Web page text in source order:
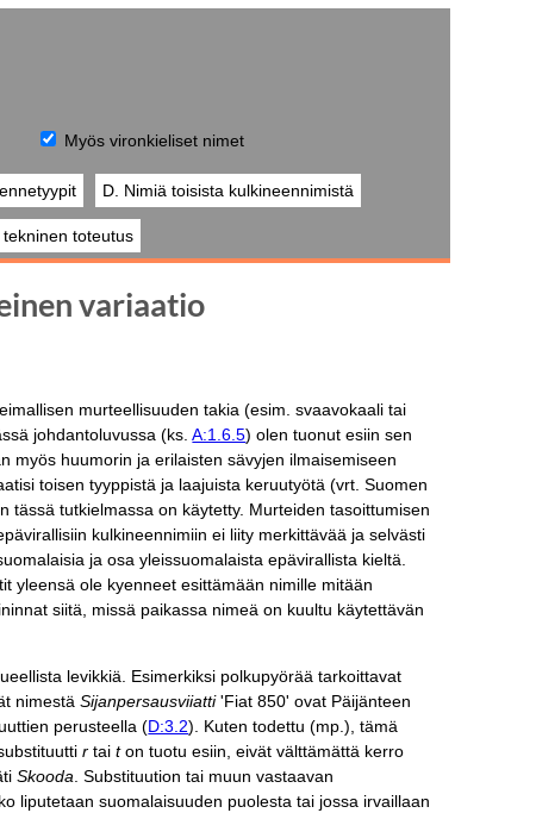
Myös vironkieliset nimet
D. Nimiä toisista kulkineennimistä
toteutus
variaatio
murteellisuuden takia (esim. svaavokaali tai
johdantoluvussa (ks.A:1.6.5) olen tuonut esiin sen
myös huumorin ja erilaisten sävyjen ilmaisemiseen
toisen tyyppistä ja laajuista keruutyötä (vrt. Suomen
tässä tutkielmassa on käytetty. Murteiden tasoittumisen
kulkineennimiin ei liity merkittävää ja selvästi
ja osa yleissuomalaista epävirallista kieltä.
yleensä ole kyenneet esittämään nimille mitään
siitä, missä paikassa nimeä on kuultu käytettävän
levikkiä. Esimerkiksi polkupyörää tarkoittavat
nimestäSijanpersausviiatti'Fiat 850' ovat Päijänteen
perusteella (D:3.2). Kuten todettu (mp.), tämä
r taiton tuotu esiin, eivät välttämättä kerro
Skooda. Substituution tai muun vastaavan
liputetaan suomalaisuuden puolesta tai jossa irvaillaan